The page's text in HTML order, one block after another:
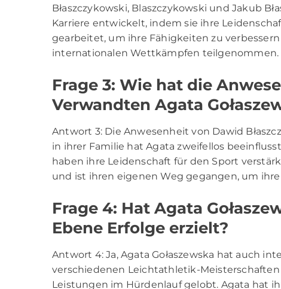
Błaszczykowski, Blaszczykowski und Jakub
Karriere entwickelt, indem sie ihre
gearbeitet, um ihre Fähigkeiten zu
internationalen Wettkämpfen teilgenommen.
Frage 3: Wie hat die
Verwandten Agata
Antwort 3: Die Anwesenheit von Dawid
in ihrer Familie hat Agata zweifellos
haben ihre Leidenschaft für den Sport
und ist ihren eigenen Weg gegangen, um
Frage 4: Hat Agata
Ebene Erfolge erzielt?
Antwort 4: Ja, Agata Gołaszewska hat auch
verschiedenen Leichtathletik-
Leistungen im Hürdenlauf gelobt. Agata hat